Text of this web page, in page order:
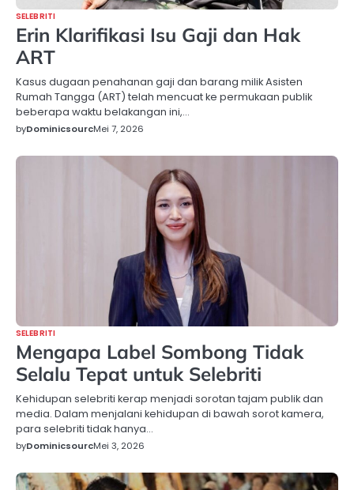
SELEBRITI
Erin Klarifikasi Isu Gaji dan Hak
ART
Kasus dugaan penahanan gaji dan barang milik Asisten
Rumah Tangga (ART) telah mencuat ke permukaan publik
beberapa waktu belakangan ini,…
byDominicsourcMei 7, 2026
SELEBRITI
Mengapa Label Sombong Tidak
Selalu Tepat untuk Selebriti
Kehidupan selebriti kerap menjadi sorotan tajam publik dan
media. Dalam menjalani kehidupan di bawah sorot kamera,
para selebriti tidak hanya…
byDominicsourcMei 3, 2026